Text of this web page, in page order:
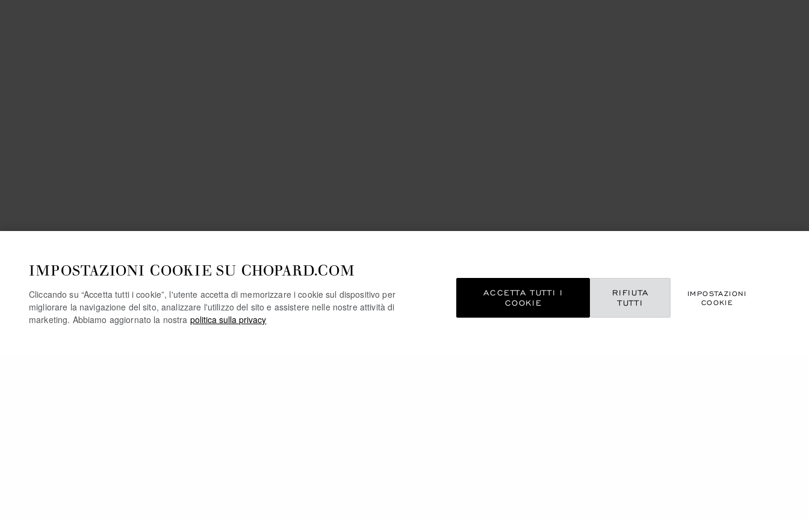
IMPOSTAZIONI COOKIE SU CHOPARD.COM
Cliccando su “Accetta tutti i cookie”, l'utente accetta di memorizzare i cookie sul dispositivo per
migliorare la navigazione del sito, analizzare l'utilizzo del sito e assistere nelle nostre attività di
marketing. Abbiamo aggiornato la nostra politica sulla privacy
IMPOSTAZIONI
COOKIE
RIFIUTA
TUTTI
ACCETTA TUTTI I
COOKIE